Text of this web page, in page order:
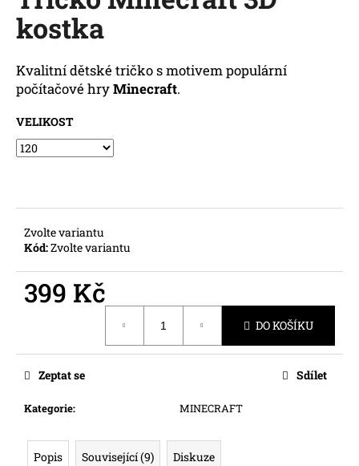
0,0
z
hvězdiček.
kostka
Kvalitní dětské tričko s motivem populární
počítačové hryMinecraft.
VELIKOST
Zvolte variantu
Kód:Zvolte variantu
399 Kč
DO KOŠÍKU
Kategorie: MINECRAFT
Zeptat se Sdílet
Popis Související (9) Diskuze
a
j
í
t
?
D
o
p
u
e